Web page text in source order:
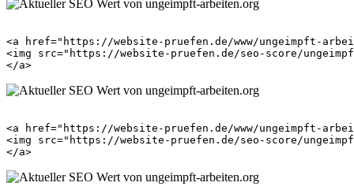
<a href="https://website-pruefen.de/www/ungeimpft-
<img src="https://website-pruefen.de/seo-score/
<a href="https://website-pruefen.de/www/ungeimpft-
<img src="https://website-pruefen.de/seo-score/